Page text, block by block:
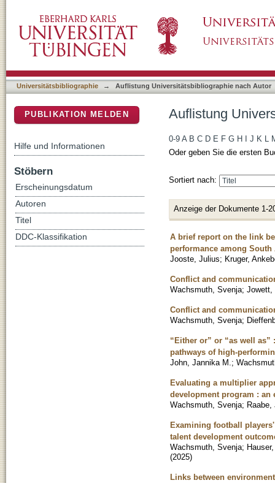
Universitätsbibliographie → Auflistung Universitätsbibliographie nach Autor
Auflistung
0-9 A B C D E F G H J K L
Oder geben Sie die ersten
Sortiert nach:
Anzeige der Dokumente 1-
A brief report on the link
performance among
Jooste, Julius; Kruger,
Conflict and
Wachsmuth, Svenja; Jowett,
Conflict and
Wachsmuth, Svenja;
“Either or” or “as well
pathways of high-
John, Jannika M. ;
Evaluating a multiplier
development program : an
Wachsmuth, Svenja; Raabe,
Examining football
talent development
Wachsmuth, Svenja;
(2025)
Links between
PUBLIKATION MELDEN
Hilfe und Informationen
Stöbern
Erscheinungsdatum
Autoren
Titel
DDC-Klassifikation